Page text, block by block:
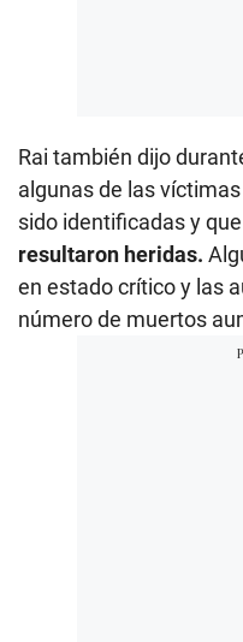
Rai también dijo
algunas de las
sido identificadas y que
resultaron heridas.
en estado crítico y las
número de muertos